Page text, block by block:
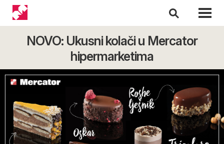
NOVO: Ukusni kolači u Mercator
hipermarketima